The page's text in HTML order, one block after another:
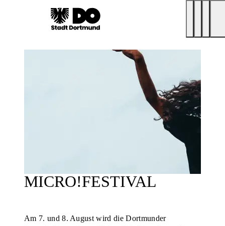
MICRO!FESTIVAL
Am 7. und 8. August wird die Dortmunder